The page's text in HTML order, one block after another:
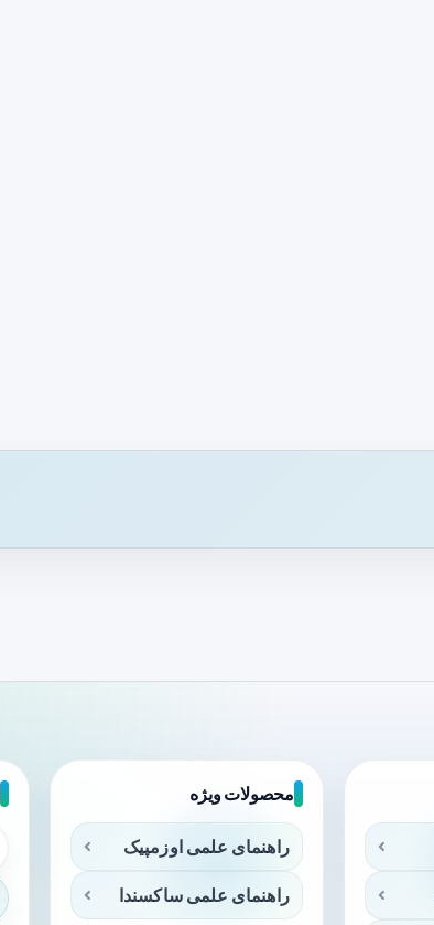
محصولات ویژه
راهنمای علمی اوزمپیک
راهنمای علمی ساکسندا